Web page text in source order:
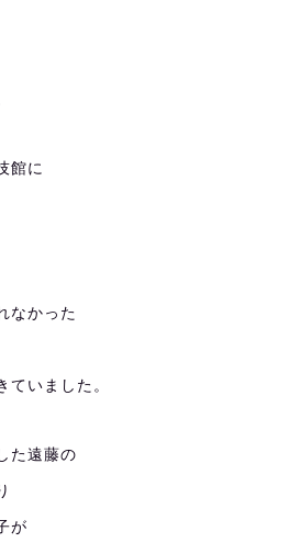
館に
なかった
ていました。
た遠藤の
が